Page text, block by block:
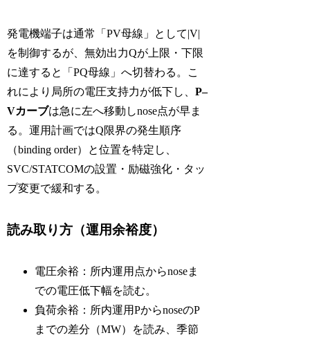
発電機端子は通常「PV母線」として|V|
を制御するが、無効出力Qが上限・下限
に達すると「PQ母線」へ切替わる。こ
れにより局所の電圧支持力が低下し、P–
Vカーブは急に左へ移動しnose点が早ま
る。運用計画ではQ限界の発生順序
（binding order）と位置を特定し、
SVC/STATCOMの設置・励磁強化・タッ
プ変更で緩和する。
読み取り方（運用余裕度）
電圧余裕：所内運用点からnoseま
での電圧低下幅を読む。
負荷余裕：所内運用PからnoseのP
までの差分（MW）を読み、季節